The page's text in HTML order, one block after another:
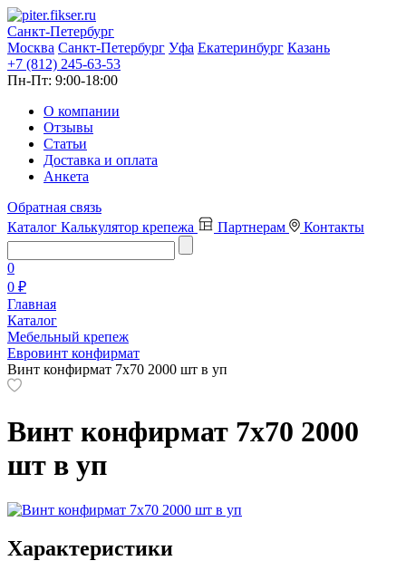
Санкт-Петербург
Москва Санкт-Петербург Уфа Екатеринбург Казань
+7 (812) 245-63-53
Пн-Пт: 9:00-18:00
О компании
Отзывы
Статьи
Доставка и оплата
Анкета
Обратная связь
Каталог Калькулятор крепежа Партнерам Контакты
0
0 ₽
Главная
Каталог
Мебельный крепеж
Евровинт конфирмат
Винт конфирмат 7х70 2000 шт в уп
Винт конфирмат 7х70 2000
шт в уп
Характеристики